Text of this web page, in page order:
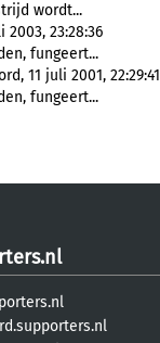
wordt...
23:28:36
fungeert...
11 juli 2001, 22:29:41
fungeert...